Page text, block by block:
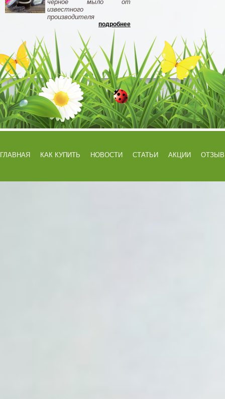
черное мыло от
известного
производителя
подробнее
ГЛАВНАЯ КАК КУПИТЬ НОВОСТИ СТАТЬИ АКЦИИ